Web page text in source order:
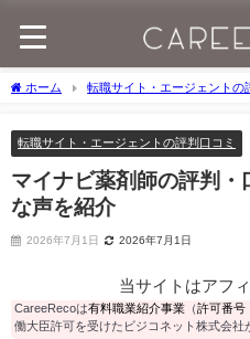
ホーム 転職サイト・エージェントの
転職サイト・エージェントの評判口コミ
マイナビ薬剤師の評判
な声を紹介
2026年7月1日 2026年7月1日
当サイトはアフ
CareeRecoは有料職業紹介事業 （許可番号
働大臣許可を受けたビジコネット株式会社